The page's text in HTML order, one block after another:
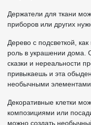
Держатели для ткани
приборов или других
Дерево с подсветкой,
роль в украшении
сказки и нереальности
привыкаешь и эта
необычными элементами
Декоративные клетки
композициями или
можно создать